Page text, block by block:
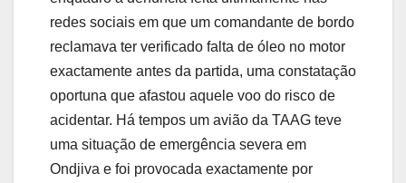
redes sociais em que um comandante de bordo
reclamava ter verificado falta de óleo no motor
exactamente antes da partida, uma constatação
oportuna que afastou aquele voo do risco de
acidentar. Há tempos um avião da TAAG teve
uma situação de emergência severa em
Ondjiva e foi provocada exactamente por